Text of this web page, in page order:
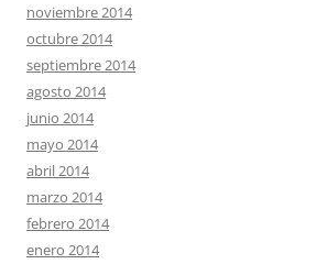
noviembre 2014
octubre 2014
septiembre 2014
agosto 2014
junio 2014
mayo 2014
abril 2014
marzo 2014
febrero 2014
enero 2014